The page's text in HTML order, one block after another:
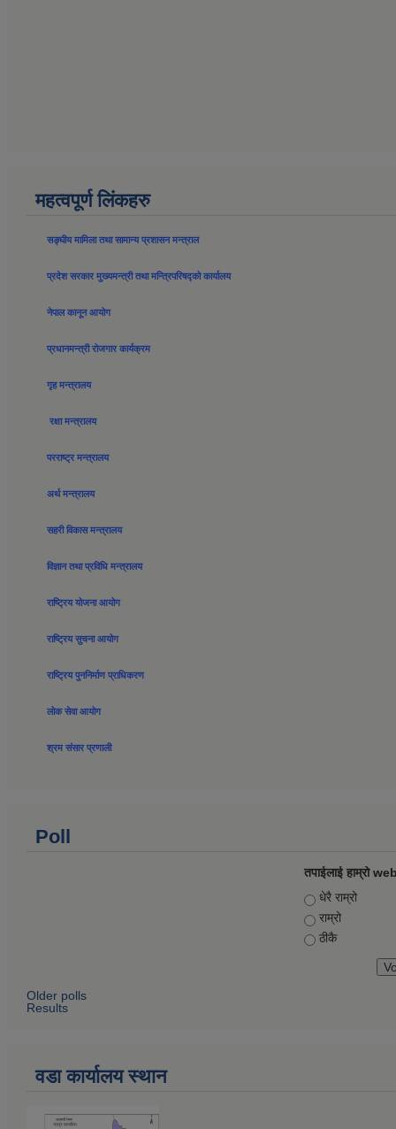
महत्वपूर्ण लिंकहरु
सङ्घीय मामिला तथा सामान्य प्रशासन मन्त्राल
प्रदेश सरकार मुख्यमन्त्री तथा मन्त्रिपरिषद्को कार्यालय
नेपाल कानून आयोग
प्रधानमन्त्री रोजगार कार्यक्रम
गृह मन्त्रालय
रक्षा मन्त्रालय
परराष्ट्र मन्त्रालय
अर्थ मन्त्रालय
सहरी विकास मन्त्रालय
विज्ञान तथा प्रविधि मन्त्रालय
राष्ट्रिय योजना आयोग
राष्ट्रिय सुचना आयोग
राष्ट्रिय पुननिर्माण प्राधिकरण
लोक सेवा आयोग
श्रम संसार प्रणाली
Poll
तपाईलाई हाम्रो
Choices
धेरै राम्रो
राम्रो
ठीकै
Older polls
Results
वडा कार्यालय स्थान